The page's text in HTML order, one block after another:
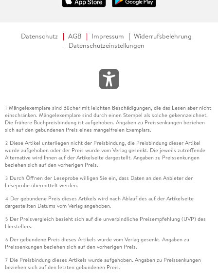
Datenschutz AGB Impressum
Widerrufsbelehrung
Datenschutzeinstellungen
1 Mängelexemplare sind Bücher mit leichten Beschädigungen, die das Lesen aber nicht
einschränken. Mängelexemplare sind durch einen Stempel als solche gekennzeichnet.
Die frühere Buchpreisbindung ist aufgehoben. Angaben zu Preissenkungen beziehen
sich auf den gebundenen Preis eines mangelfreien Exemplars.
2 Diese Artikel unterliegen nicht der Preisbindung, die Preisbindung dieser Artikel
wurde aufgehoben oder der Preis wurde vom Verlag gesenkt. Die jeweils zutreffende
Alternative wird Ihnen auf der Artikelseite dargestellt. Angaben zu Preissenkungen
beziehen sich auf den vorherigen Preis.
3 Durch Öffnen der Leseprobe willigen Sie ein, dass Daten an den Anbieter der
Leseprobe übermittelt werden.
4 Der gebundene Preis dieses Artikels wird nach Ablauf des auf der Artikelseite
dargestellten Datums vom Verlag angehoben.
5 Der Preisvergleich bezieht sich auf die unverbindliche Preisempfehlung (UVP) des
Herstellers.
6 Der gebundene Preis dieses Artikels wurde vom Verlag gesenkt. Angaben zu
Preissenkungen beziehen sich auf den vorherigen Preis.
7 Die Preisbindung dieses Artikels wurde aufgehoben. Angaben zu Preissenkungen
beziehen sich auf den letzten gebundenen Preis.